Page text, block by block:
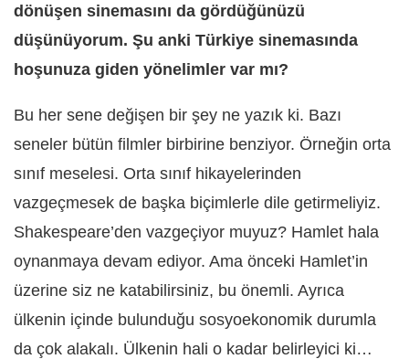
dönüşen sinemasını da gördüğünüzü
düşünüyorum. Şu anki Türkiye sinemasında
hoşunuza giden yönelimler var mı?
Bu her sene değişen bir şey ne yazık ki. Bazı
seneler bütün filmler birbirine benziyor. Örneğin orta
sınıf meselesi. Orta sınıf hikayelerinden
vazgeçmesek de başka biçimlerle dile getirmeliyiz.
Shakespeare’den vazgeçiyor muyuz? Hamlet hala
oynanmaya devam ediyor. Ama önceki Hamlet’in
üzerine siz ne katabilirsiniz, bu önemli. Ayrıca
ülkenin içinde bulunduğu sosyoekonomik durumla
da çok alakalı. Ülkenin hali o kadar belirleyici ki…